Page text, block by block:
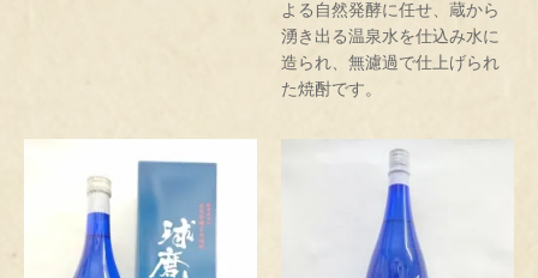
よる自然発酵に任せ、蔵から
湧き出る温泉水を仕込み水に
造られ、無濾過で仕上げられ
た焼酎です。